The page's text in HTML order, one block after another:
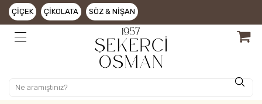
ÇIÇEK ÇIKOLATA SÖZ & NIŞAN